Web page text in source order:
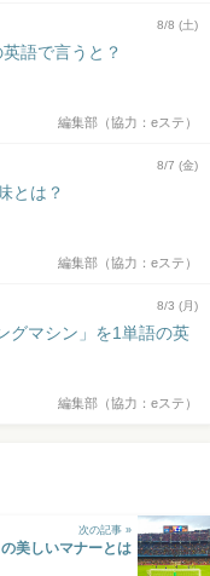
8/8 (土)
語で言うと？
編集部（協力：eステ）
8/7 (金)
とは？
編集部（協力：eステ）
8/3 (月)
グマシン」を1単語の英
編集部（協力：eステ）
次の記事 »
美しいマナーとは